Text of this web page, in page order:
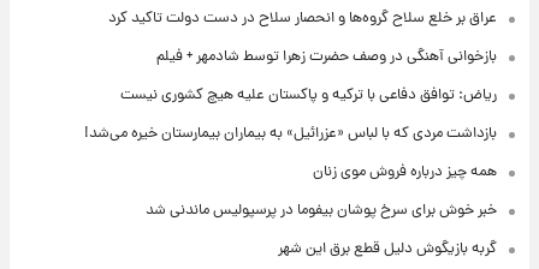
عراق بر خلع سلاح گروه‌ها و انحصار سلاح در دست دولت تاکید کرد
بازخوانی آهنگی در وصف حضرت زهرا توسط شادمهر + فیلم
ریاض: توافق دفاعی با ترکیه و پاکستان علیه هیچ کشوری نیست
بازداشت مردی که با لباس «عزرائیل» به بیماران بیمارستان خیره می‌شد!
همه چیز درباره فروش موی زنان
خبر خوش برای سرخ پوشان بیفوما در پرسپولیس ماندنی شد
گربه بازیگوش دلیل قطع برق این شهر